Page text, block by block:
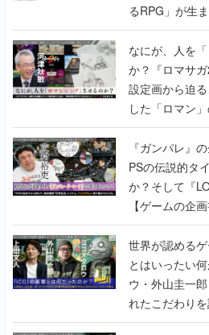
るRPG」が生
書】
なにが、人を
か？『ロマサ
設定画から迫
した「ロマン
書】
『ガンパレ』
PSの伝説的タ
か？そして『
【ゲームの企画
世界が認める
とはいったい
ウ・外山圭一
れたこだわり
画書】